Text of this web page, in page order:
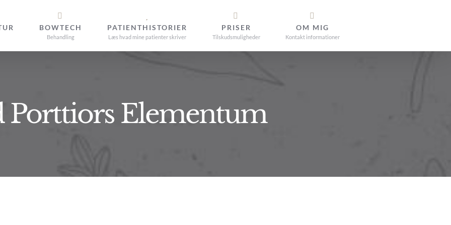
BOWTECH
Behandling
PATIENTHISTORIER
Læs hvad mine patienter skriver
PRISER
Tilskudsmuligheder
OM MIG
Kontakt informationer
Porttiors Elementum